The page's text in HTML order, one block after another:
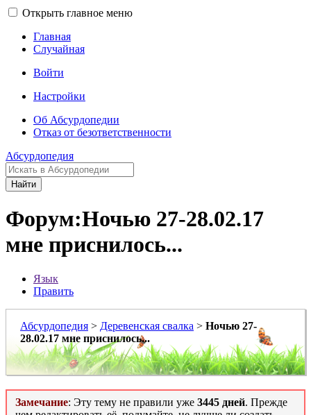
Открыть главное меню
Главная
Случайная
Войти
Настройки
Об Абсурдопедии
Отказ от безответственности
Абсурдопедия
Найти
Форум:Ночью 27-28.02.17
мне приснилось...
Язык
Править
Абсурдопедия > Деревенская свалка > Ночью 27-
28.02.17 мне приснилось...
Замечание: Эту тему не правили уже 3445 дней. Прежде